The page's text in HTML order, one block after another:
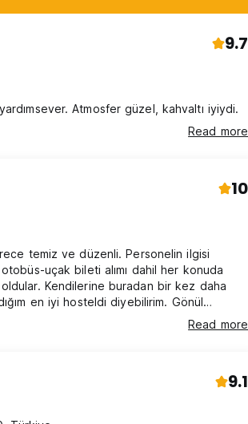
9.7
Atmosfer güzel, kahvaltı iyiydi.
Read more
10
temiz ve düzenli. Personelin ilgisi
uçak bileti alımı dahil her konuda
oldular. Kendilerine buradan bir kez daha
en iyi hosteldi diyebilirim. Gönül
Read more
9.1